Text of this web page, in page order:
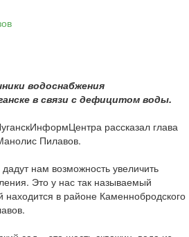
водоснабжения
в связи с дефицитом воды.
рассказал глава
Пилавов.
нам возможность увеличить
Это у нас так называемый
находится в районе Каменнобродского